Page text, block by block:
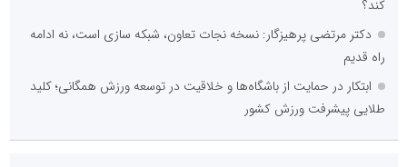
کند؟
دکتر مرتضی پرهیزگار: نسخه نجات تعاون، شبکه سازی است، نه ادامه
راه قدیم
ابتکار در حمایت از باشگاه‌ها و خلاقیت در توسعه ورزش همگانی؛ کلید
طلایی پیشرفت ورزش کشور